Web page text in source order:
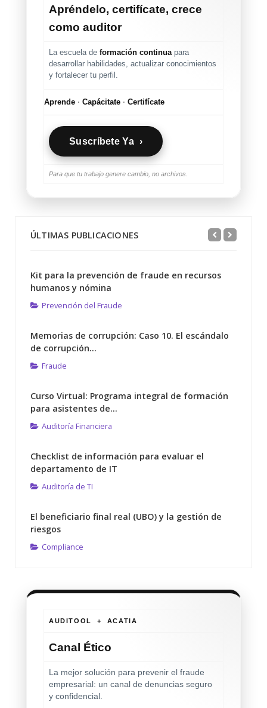
Apréndelo, certifícate, crece
como auditor
La escuela de formación continuapara
desarrollar habilidades, actualizar conocimientos
y fortalecer tu perfil.
Aprende · Capácitate · Certifícate
Suscríbete Ya ›
Para que tu trabajo genere cambio, no archivos.
ÚLTIMAS PUBLICACIONES
Kit para la prevención de fraude en recursos
humanos y nómina
Prevención del Fraude
Memorias de corrupción: Caso 10. El escándalo
de corrupción...
Fraude
Curso Virtual: Programa integral de formación
para asistentes de...
Auditoría Financiera
Checklist de información para evaluar el
departamento de IT
Auditoría de TI
El beneficiario final real (UBO) y la gestión de
riesgos
Compliance
AUDITOOL + ACATIA
Canal Ético
La mejor solución para prevenir el fraude
empresarial: un canal de denuncias seguro
y confidencial.